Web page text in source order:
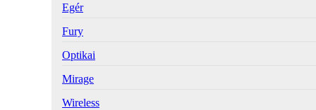
Egér
Fury
Optikai
Mirage
Wireless